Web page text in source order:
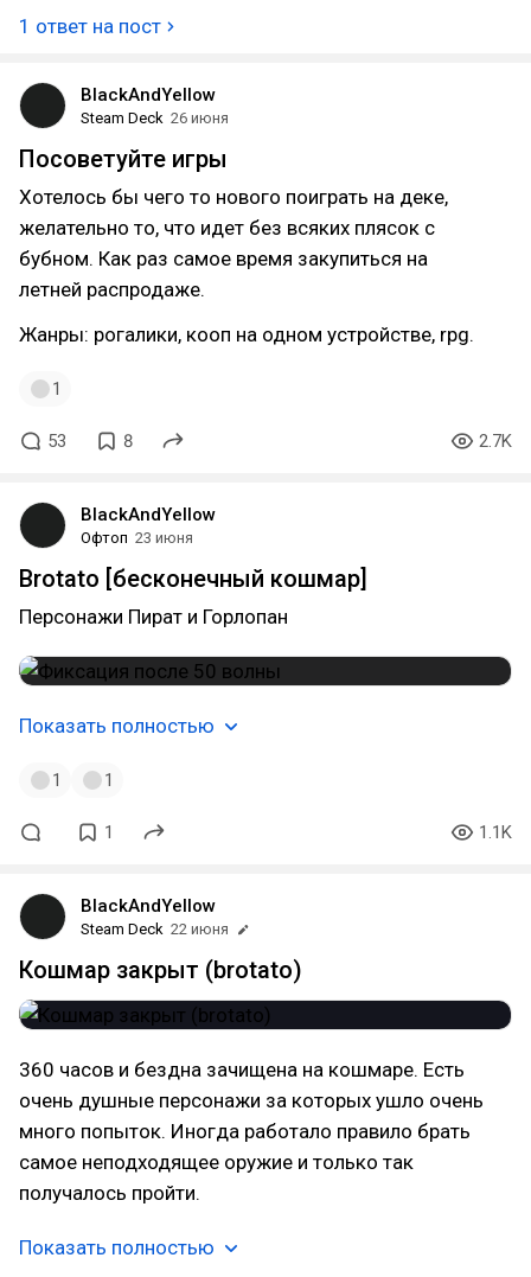
1 ответ на пост
BlackAndYellow
Steam Deck 26 июня
Посоветуйте игры
Хотелось бы чего то нового поиграть на деке,
желательно то, что идет без всяких плясок с
бубном. Как раз самое время закупиться на
летней распродаже.
Жанры: рогалики, кооп на одном устройстве, rpg.
1
53 8 2.7K
BlackAndYellow
Офтоп 23 июня
Brotato [бесконечный кошмар]
Персонажи Пират и Горлопан
Показать полностью
1 1
1 1.1K
BlackAndYellow
Steam Deck 22 июня
Кошмар закрыт (brotato)
360 часов и бездна зачищена на кошмаре. Есть
очень душные персонажи за которых ушло очень
много попыток. Иногда работало правило брать
самое неподходящее оружие и только так
получалось пройти.
Показать полностью